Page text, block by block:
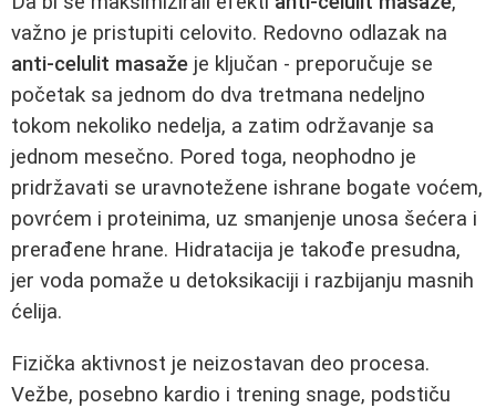
važno je pristupiti celovito. Redovno odlazak na
anti-celulit masaže je ključan - preporučuje se
početak sa jednom do dva tretmana nedeljno
tokom nekoliko nedelja, a zatim održavanje sa
jednom mesečno. Pored toga, neophodno je
pridržavati se uravnotežene ishrane bogate voćem,
povrćem i proteinima, uz smanjenje unosa šećera i
prerađene hrane. Hidratacija je takođe presudna,
jer voda pomaže u detoksikaciji i razbijanju masnih
ćelija.
Fizička aktivnost je neizostavan deo procesa.
Vežbe, posebno kardio i trening snage, podstiču